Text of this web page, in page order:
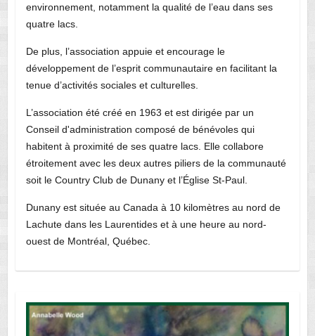
environnement, notamment la qualité de l’eau dans ses
quatre lacs.
De plus, l’association appuie et encourage le
développement de l’esprit communautaire en facilitant la
tenue d’activités sociales et culturelles.
L’association été créé en 1963 et est dirigée par un
Conseil d'administration composé de bénévoles qui
habitent à proximité de ses quatre lacs. Elle collabore
étroitement avec les deux autres piliers de la communauté
soit le Country Club de Dunany et l’Église St-Paul.
Dunany est située au Canada à 10 kilomètres au nord de
Lachute dans les Laurentides et à une heure au nord-
ouest de Montréal, Québec.